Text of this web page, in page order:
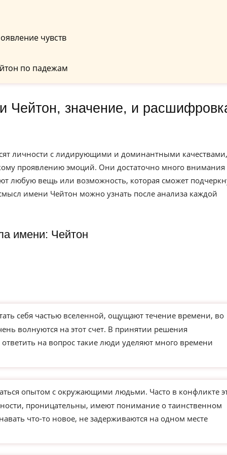
чувств
по падежам
личности с лидирующими и доминантными качествами,
проявлению эмоций. Они достаточно много внимания
любую вещь или возможность, которая сможет
имени Чейтон можно узнать после анализа каждой
имени: Чейтон
себя частью вселенной, ощущают течение времени, во
волнуются на этот счет. В принятии решения
на вопрос такие люди уделяют много времени
опытом с окружающими людьми. Часто в конфликте
проницательны, имеют понимание о таинственном
что-то новое, не задерживаются на одном месте